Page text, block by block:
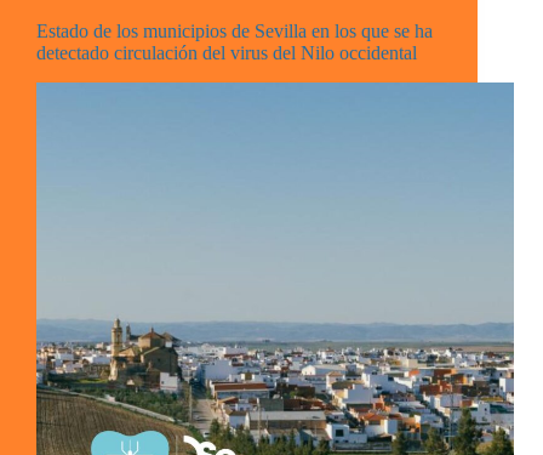
Estado de los municipios de Sevilla en los que se ha
detectado circulación del virus del Nilo occidental